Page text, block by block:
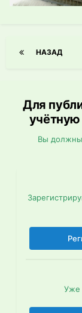
НАЗАД
Для
учётную
Вы должны
Уже